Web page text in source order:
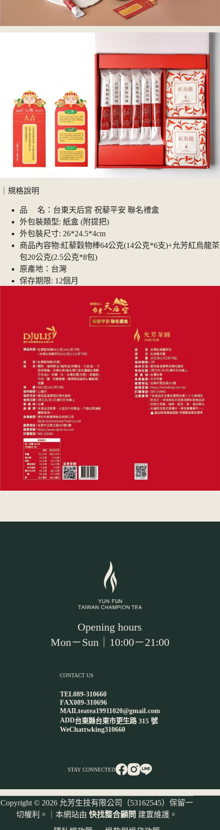
｜規格說明
品 名：台東天后宮 祝藜平安 聯名禮盒
外包裝類型: 紙盒 (附提把)
外包裝尺寸: 26*24.5*4cm
商品內容物:紅藜穀物棒64公克(14公克*6支)+允芳紅烏龍茶
包20公克(2.5公克*8包)
原產地：台灣
保存期限: 12個月
Opening hours
Mon－Sun｜10:00－21:00
CONTACT US
TEL089-310660
FAX089-310696
MAILteatea19911020@gmail.com
ADD台東縣台東市更生路 315 號
WeChattwking310660
STAY CONNECTED
Copyright © 2026 允芳生技有限公司（53162545）保留一
切權利。｜本網站由快找整合顧問 建置維護。